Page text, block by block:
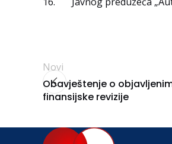
Novi
Obavještenje o
finansijske revizije